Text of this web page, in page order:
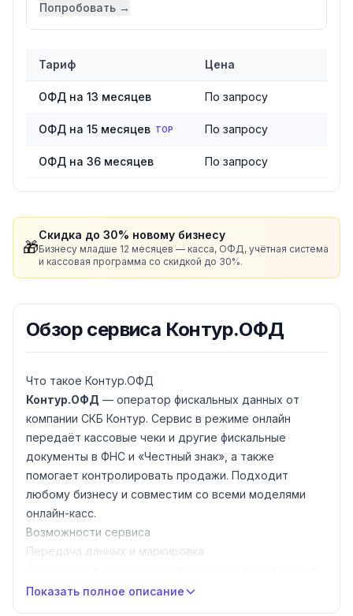
Попробовать →
Тариф Цена
ОФД на 13 месяцев По запросу
ОФД на 15 месяцев TOP По запросу
ОФД на 36 месяцев По запросу
🎁
Скидка до 30% новому бизнесу
Бизнесу младше 12 месяцев — касса, ОФД, учётная система
и кассовая программа со скидкой до 30%.
Обзор сервиса Контур.ОФД
Что такое Контур.ОФД
Контур.ОФД — оператор фискальных данных от
компании СКБ Контур. Сервис в режиме онлайн
передаёт кассовые чеки и другие фискальные
документы в ФНС и «Честный знак», а также
помогает контролировать продажи. Подходит
любому бизнесу и совместим со всеми моделями
онлайн-касс.
Возможности сервиса
Передача данных и маркировка
налоговую по 54-ФЗ
Показать полное описание